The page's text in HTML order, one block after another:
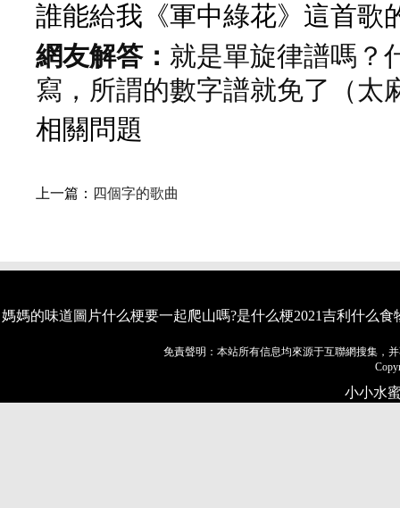
誰能給我《軍中綠花》這首歌
網友解答： 就是單旋律譜嗎？
寫，所謂的數字譜就免了（太
相關問題
上一篇： 四個字的歌曲
媽媽的味道圖片什么梗要一起爬山嗎?是什么梗2021吉利 什么食
免責聲明：本站所有信息均來源于互聯網搜集，
小小水